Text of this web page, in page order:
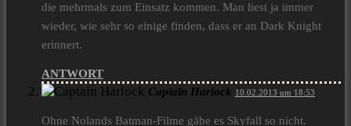
die mehrmals zum Einsatz kommen. Man liest ja immer
wieder, wie sehr so einige finden, dass er an Dark Knight
erinnert.
ANTWORT
Captain Harlock 10.02.2013 um 18:53
Ohne Nolands Batman-Filme gäbe es Skyfall so nicht.